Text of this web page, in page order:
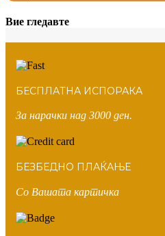
Вие гледавте
БЕСПЛАТНА ИСПОРАКА
За нарачки над 3000 ден.
БЕЗБЕДНО ПЛАЌАЊЕ
Со Вашата картичка